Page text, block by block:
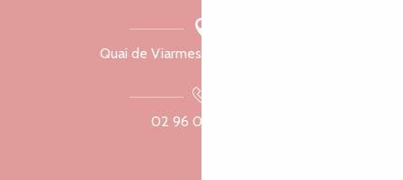
Quai de Viarmes, 22300 Lannion
02 96 05 60 70